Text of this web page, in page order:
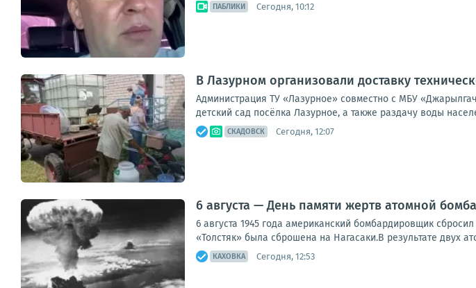
ПАБЛИКИ Сегодня, 10:12
В Лазурном организовали доставку
Администрация ТУ «Лазурное» совместно с МБУ
детский сад посёлка Лазурное, а также раздачу воды
СКАДОВСК Сегодня, 12:07
6 августа — День памяти жертв атомной
6 августа 1945 года американский бомбардировщик
«Толстяк» была сброшена на Нагасаки.В результате двух
КАХОВКА Сегодня, 12:53